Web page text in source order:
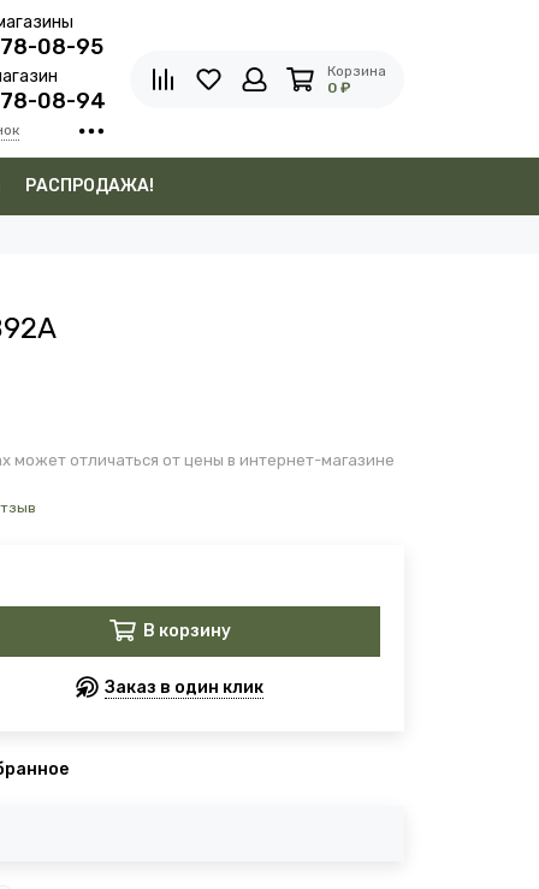
08-95
08-94
Корзина
0 ₽
РАСПРОДАЖА!
может отличаться от цены в интернет-магазине
В корзину
Заказ в один клик